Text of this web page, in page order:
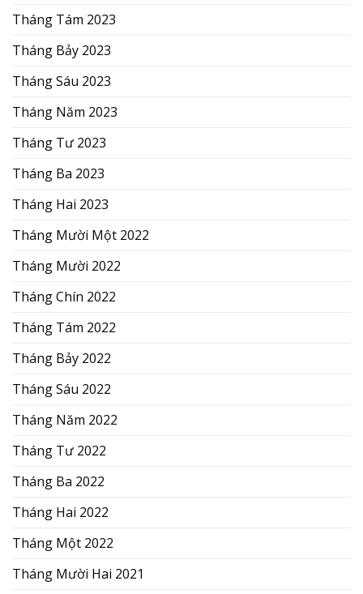
Tháng Tám 2023
Tháng Bảy 2023
Tháng Sáu 2023
Tháng Năm 2023
Tháng Tư 2023
Tháng Ba 2023
Tháng Hai 2023
Tháng Mười Một 2022
Tháng Mười 2022
Tháng Chín 2022
Tháng Tám 2022
Tháng Bảy 2022
Tháng Sáu 2022
Tháng Năm 2022
Tháng Tư 2022
Tháng Ba 2022
Tháng Hai 2022
Tháng Một 2022
Tháng Mười Hai 2021